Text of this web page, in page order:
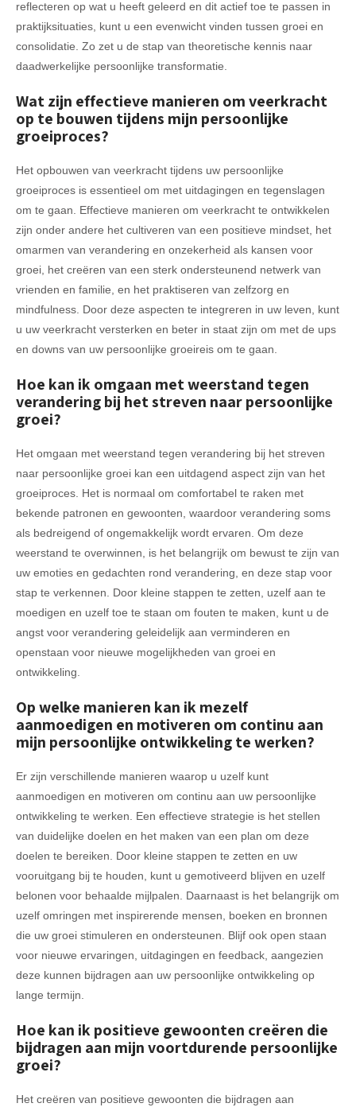
reflecteren op wat u heeft geleerd en dit actief toe te passen in
praktijksituaties, kunt u een evenwicht vinden tussen groei en
consolidatie. Zo zet u de stap van theoretische kennis naar
daadwerkelijke persoonlijke transformatie.
Wat zijn effectieve manieren om veerkracht
op te bouwen tijdens mijn persoonlijke
groeiproces?
Het opbouwen van veerkracht tijdens uw persoonlijke
groeiproces is essentieel om met uitdagingen en tegenslagen
om te gaan. Effectieve manieren om veerkracht te ontwikkelen
zijn onder andere het cultiveren van een positieve mindset, het
omarmen van verandering en onzekerheid als kansen voor
groei, het creëren van een sterk ondersteunend netwerk van
vrienden en familie, en het praktiseren van zelfzorg en
mindfulness. Door deze aspecten te integreren in uw leven, kunt
u uw veerkracht versterken en beter in staat zijn om met de ups
en downs van uw persoonlijke groeireis om te gaan.
Hoe kan ik omgaan met weerstand tegen
verandering bij het streven naar persoonlijke
groei?
Het omgaan met weerstand tegen verandering bij het streven
naar persoonlijke groei kan een uitdagend aspect zijn van het
groeiproces. Het is normaal om comfortabel te raken met
bekende patronen en gewoonten, waardoor verandering soms
als bedreigend of ongemakkelijk wordt ervaren. Om deze
weerstand te overwinnen, is het belangrijk om bewust te zijn van
uw emoties en gedachten rond verandering, en deze stap voor
stap te verkennen. Door kleine stappen te zetten, uzelf aan te
moedigen en uzelf toe te staan om fouten te maken, kunt u de
angst voor verandering geleidelijk aan verminderen en
openstaan voor nieuwe mogelijkheden van groei en
ontwikkeling.
Op welke manieren kan ik mezelf
aanmoedigen en motiveren om continu aan
mijn persoonlijke ontwikkeling te werken?
Er zijn verschillende manieren waarop u uzelf kunt
aanmoedigen en motiveren om continu aan uw persoonlijke
ontwikkeling te werken. Een effectieve strategie is het stellen
van duidelijke doelen en het maken van een plan om deze
doelen te bereiken. Door kleine stappen te zetten en uw
vooruitgang bij te houden, kunt u gemotiveerd blijven en uzelf
belonen voor behaalde mijlpalen. Daarnaast is het belangrijk om
uzelf omringen met inspirerende mensen, boeken en bronnen
die uw groei stimuleren en ondersteunen. Blijf ook open staan
voor nieuwe ervaringen, uitdagingen en feedback, aangezien
deze kunnen bijdragen aan uw persoonlijke ontwikkeling op
lange termijn.
Hoe kan ik positieve gewoonten creëren die
bijdragen aan mijn voortdurende persoonlijke
groei?
Het creëren van positieve gewoonten die bijdragen aan